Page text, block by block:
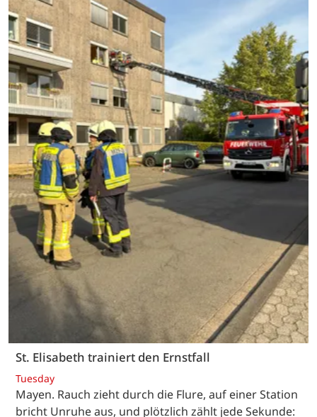
St. Elisabeth trainiert den Ernstfall
Tuesday
Mayen. Rauch zieht durch die Flure, auf einer Station
bricht Unruhe aus, und plötzlich zählt jede Sekunde: